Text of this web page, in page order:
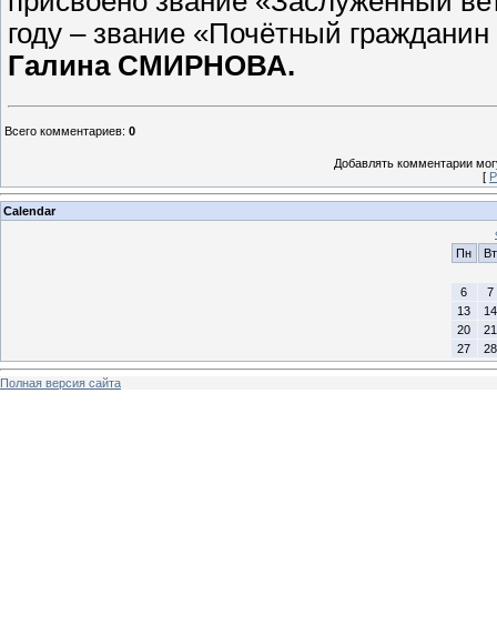
году – звание «Почётный
Галина СМИРНОВА.
Всего комментариев: 0
Добавлять комментарии
[
Calendar
Пн
Вт
6
7
13
14
20
21
27
28
Полная версия сайта